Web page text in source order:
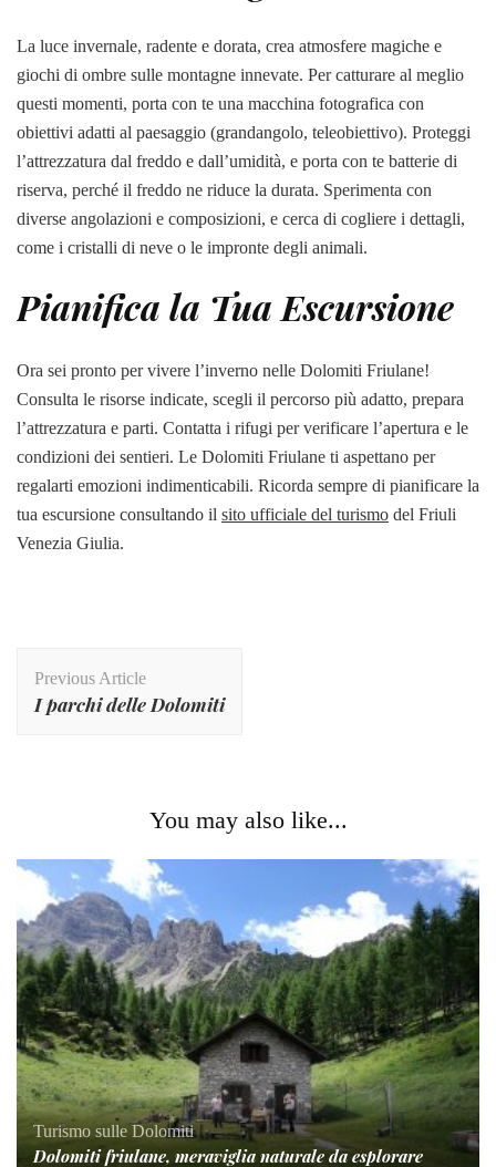
La luce invernale, radente e dorata, crea atmosfere magiche e
giochi di ombre sulle montagne innevate. Per catturare al meglio
questi momenti, porta con te una macchina fotografica con
obiettivi adatti al paesaggio (grandangolo, teleobiettivo). Proteggi
l’attrezzatura dal freddo e dall’umidità, e porta con te batterie di
riserva, perché il freddo ne riduce la durata. Sperimenta con
diverse angolazioni e composizioni, e cerca di cogliere i dettagli,
come i cristalli di neve o le impronte degli animali.
Pianifica la Tua Escursione
Ora sei pronto per vivere l’inverno nelle Dolomiti Friulane!
Consulta le risorse indicate, scegli il percorso più adatto, prepara
l’attrezzatura e parti. Contatta i rifugi per verificare l’apertura e le
condizioni dei sentieri. Le Dolomiti Friulane ti aspettano per
regalarti emozioni indimenticabili. Ricorda sempre di pianificare la
tua escursione consultando il sito ufficiale del turismo del Friuli
Venezia Giulia.
Navigation
Previous Article
I parchi delle Dolomiti
You may also like...
Turismo sulle Dolomiti
Dolomiti friulane, meraviglia naturale da esplorare